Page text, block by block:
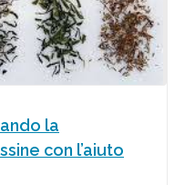
la
con l’aiuto